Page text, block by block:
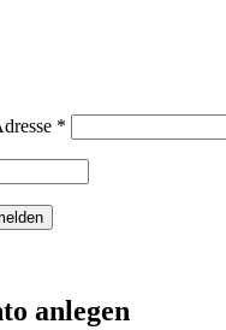
*
anlegen